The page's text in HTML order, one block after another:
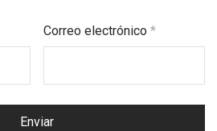
Correo electrónico*